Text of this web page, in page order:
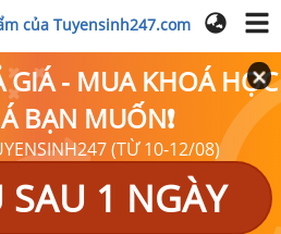
của Tuyensinh247.com
GIÁ - MUA KHOÁ HỌC
BẠN MUỐN❗
(TỪ 10-12/08)
1 NGÀY